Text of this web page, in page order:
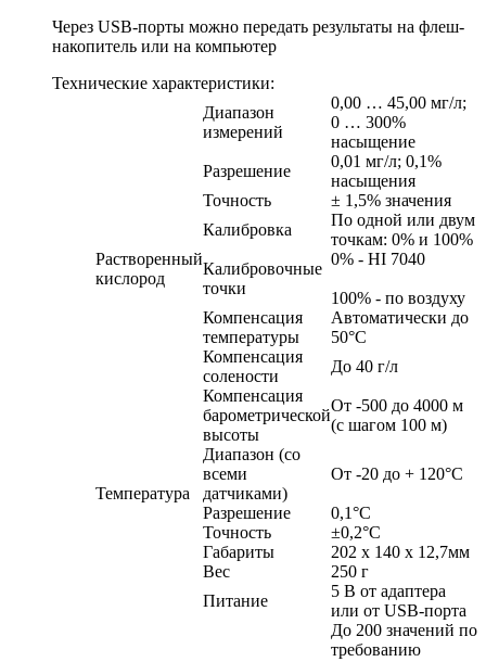
Через USB-порты можно передать результаты на флеш-
накопитель или на компьютер
Технические характеристики:
Растворенный
кислород
Диапазон
измерений
0,00 … 45,00 мг/л;
0 … 300%
насыщение
Разрешение
0,01 мг/л; 0,1%
насыщения
Точность
± 1,5% значения
Калибровка
По одной или двум
точкам: 0% и 100%
Калибровочные
точки
0% - HI 7040
100% - по воздуху
Компенсация
температуры
Автоматически до
50°С
Компенсация
солености
До 40 г/л
Компенсация
барометрической
высоты
От -500 до 4000 м
(с шагом 100 м)
Температура
Диапазон (со
всеми
датчиками)
От -20 до + 120°С
Разрешение
0,1°С
Точность
±0,2°С
Габариты
202 x 140 x 12,7мм
Вес
250 г
Питание
5 В от адаптера
или от USB-порта
До 200 значений по
требованию